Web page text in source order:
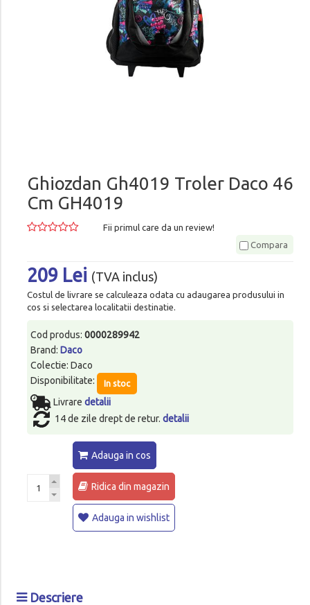
Ghiozdan Gh4019 Troler Daco 46
Cm GH4019
Fii primul care da un review!
Compara
209 Lei (TVA inclus)
Costul de livrare se calculeaza odata cu adaugarea produsului in
cos si selectarea localitatii destinatie.
Cod produs: 0000289942
Brand: Daco
Colectie: Daco
Disponibilitate:
In stoc
Livrare detalii
14 de zile drept de retur. detalii
Adauga in cos
Ridica din magazin
Adauga in wishlist
Descriere